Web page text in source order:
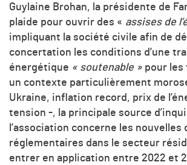
Guylaine Brohan, la présidente de
plaide pour ouvrir des « assises de
impliquant la société civile afin de
concertation les conditions d’une
énergétique « soutenable » pour les
un contexte particulièrement
Ukraine, inflation record, prix de
tension -, la principale source
l’association concerne les
réglementaires dans le secteur
entrer en application entre 2022 et